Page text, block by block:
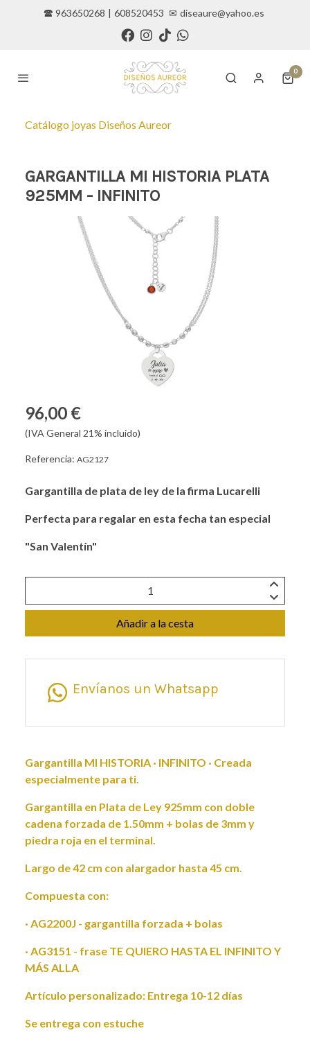
🕿 963650268 | 608520453 ✉ diseaure@yahoo.es
0
Catálogo joyas Diseños Aureor
GARGANTILLA MI HISTORIA PLATA
925MM - INFINITO
96,00 €
(IVA General 21% incluido)
Referencia: AG2127
Gargantilla de plata de ley de la firma Lucarelli
Perfecta para regalar en esta fecha tan especial
"San Valentín"
Añadir a la cesta
Envíanos un Whatsapp
Gargantilla MI HISTORIA · INFINITO · Creada
especialmente para ti.
Gargantilla en Plata de Ley 925mm con doble
cadena forzada de 1.50mm + bolas de 3mm y
piedra roja en el terminal.
Largo de 42 cm con alargador hasta 45 cm.
Compuesta con:
· AG2200J - gargantilla forzada + bolas
· AG3151 - frase TE QUIERO HASTA EL INFINITO Y
MÁS ALLA
Artículo personalizado: Entrega 10-12 días
Se entrega con estuche